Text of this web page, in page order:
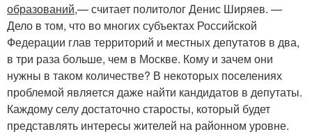
образований,— считает политолог Денис Ширяев. —
Дело в том, что во многих субъектах Российской
Федерации глав территорий и местных депутатов в два,
в три раза больше, чем в Москве. Кому и зачем они
нужны в таком количестве? В некоторых поселениях
проблемой является даже найти кандидатов в депутаты.
Каждому селу достаточно старосты, который будет
представлять интересы жителей на районном уровне.